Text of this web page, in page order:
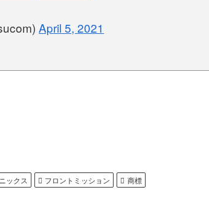
April 5, 2021
ックス フロントミッション 商標